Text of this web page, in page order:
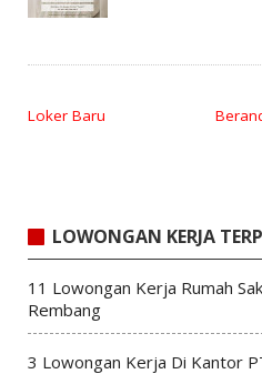
Loker Baru
LOWONGAN KERJA
11 Lowongan Kerja Rumah
Rembang
3 Lowongan Kerja Di Kantor